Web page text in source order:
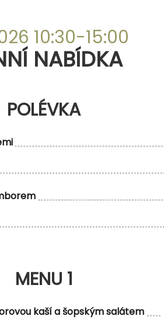
POLÉVKA
MENU 1
MENU 2
10:30-15:00
NABÍDKA
POLÉVKA
MENU 1
kaší a šopským salátem